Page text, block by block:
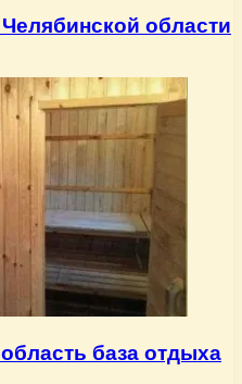
области
база отдыха